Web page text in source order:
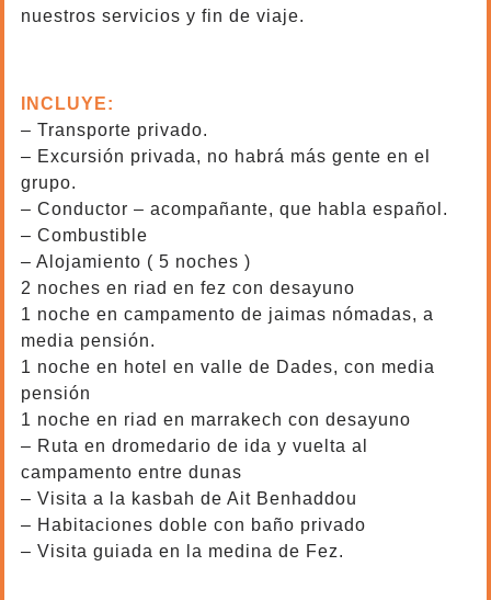
nuestros servicios y fin de viaje.
INCLUYE:
– Transporte privado.
– Excursión privada, no habrá más gente en el
grupo.
– Conductor – acompañante, que habla español.
– Combustible
– Alojamiento ( 5 noches )
2 noches en riad en fez con desayuno
1 noche en campamento de jaimas nómadas, a
media pensión.
1 noche en hotel en valle de Dades, con media
pensión
1 noche en riad en marrakech con desayuno
– Ruta en dromedario de ida y vuelta al
campamento entre dunas
– Visita a la kasbah de Ait Benhaddou
– Habitaciones doble con baño privado
– Visita guiada en la medina de Fez.